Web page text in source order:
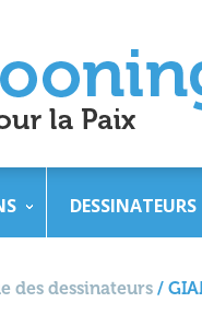
DESSINATEURS
des dessinateurs /